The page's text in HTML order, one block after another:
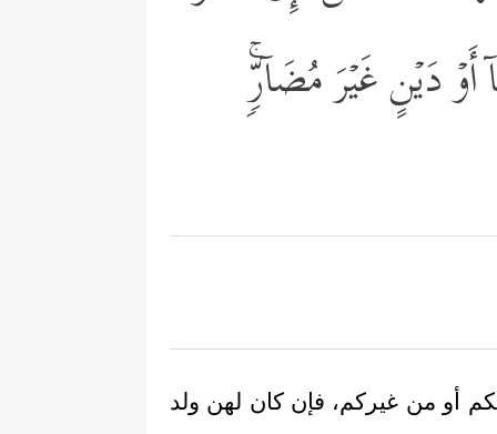
دَیۡنٍ غَیۡرَ مُضَاۤرࣲّۚ
أو من غيركم، فإن كان لهن ولد